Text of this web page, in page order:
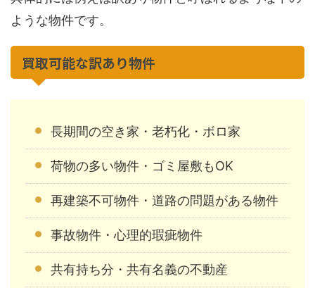
ような物件です。
買取可能な訳あり物件
長期間の空き家・老朽化・ボロ家
荷物の多い物件・ゴミ屋敷もOK
再建築不可物件・道路の問題がある物件
事故物件・心理的瑕疵物件
共有持ち分・共有名義の不動産